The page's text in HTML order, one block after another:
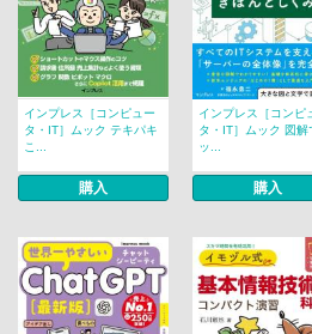
インプレス［コンピュー
タ・IT］ムック テキパキ
こ...
購入
インプレス［コンピ
タ・IT］ムック 図解
ッ...
購入